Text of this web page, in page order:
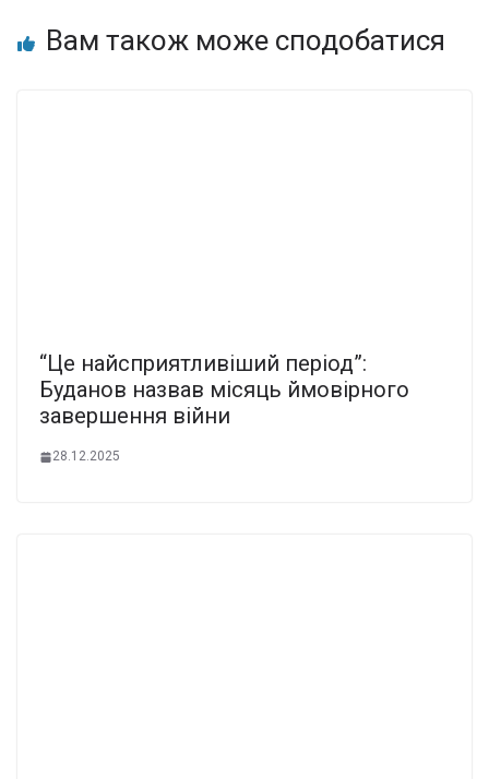
Вам також може сподобатися
“Це найсприятливіший період”:
Буданов назвав місяць ймовірного
завершення війни
28.12.2025